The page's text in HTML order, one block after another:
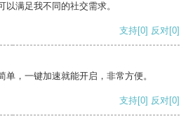
满足我不同的社交需求。
支持[0] 反对[0]
单，一键加速就能开启，非常方便。
支持[0] 反对[0]